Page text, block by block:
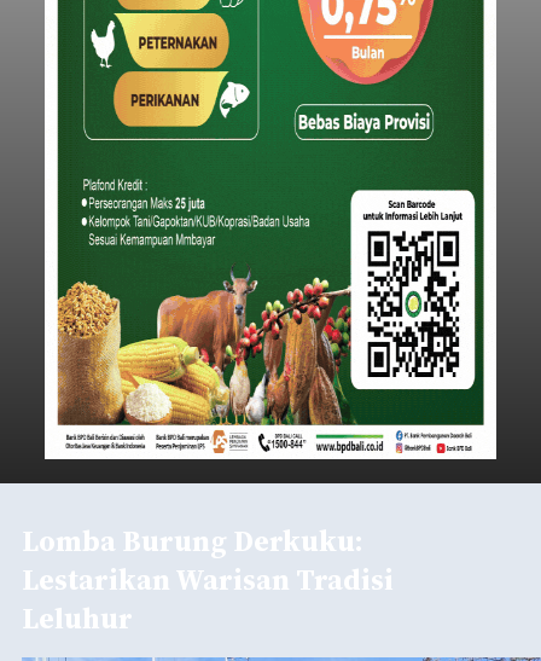
Lomba Burung Derkuku:
Lestarikan Warisan Tradisi
Leluhur